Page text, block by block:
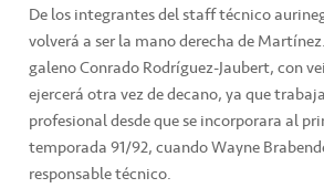
De los integrantes del staff técnico
volverá a ser la mano derecha de
galeno Conrado Rodríguez-Jaubert, con
ejercerá otra vez de decano, ya que
profesional desde que se incorporara al
temporada 91/92, cuando Wayne
responsable técnico.